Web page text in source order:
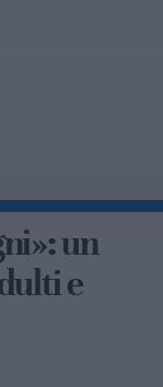
un
e